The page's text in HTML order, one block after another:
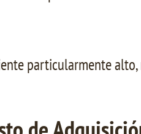
particularmente